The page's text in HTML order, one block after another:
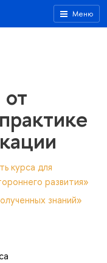
Меню
курса для
развития»
знаний»